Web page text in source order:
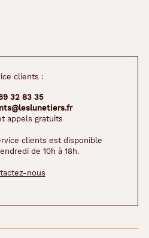
clients :
32 83 35
appels gratuits
clients est disponible
de 10h à 18h.
nous